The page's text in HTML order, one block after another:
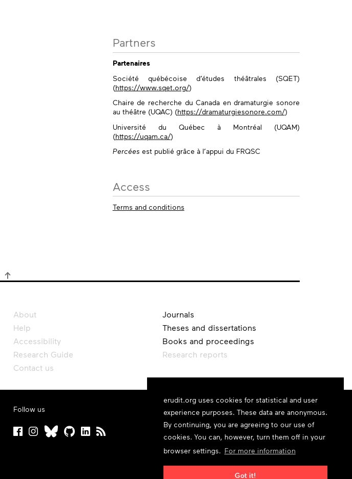
erudit.org uses cookies for statistical and user
experience purposes. These data are anonymous.
By continuing, you are agreeing to our use of
cookies. You can, however, turn them off in your
browser settings. For more information
Got it!
Partners
Partenaires
Société québécoise d’études théâtrales (SQET)
(https://www.sqet.org/)
Chaire de recherche du Canada en dramaturgie sonore
au théâtre (UQAC) (https://dramaturgiesonore.com/)
Université du Québec à Montréal (UQAM)
(https://uqam.ca/)
Percées est publié grâce à l’appui du FRQSC
Access
Terms and conditions
About
Help
Accessibility
Research Guide
Contact us
Journals
Theses and dissertations
Books and proceedings
Research reports
Follow us